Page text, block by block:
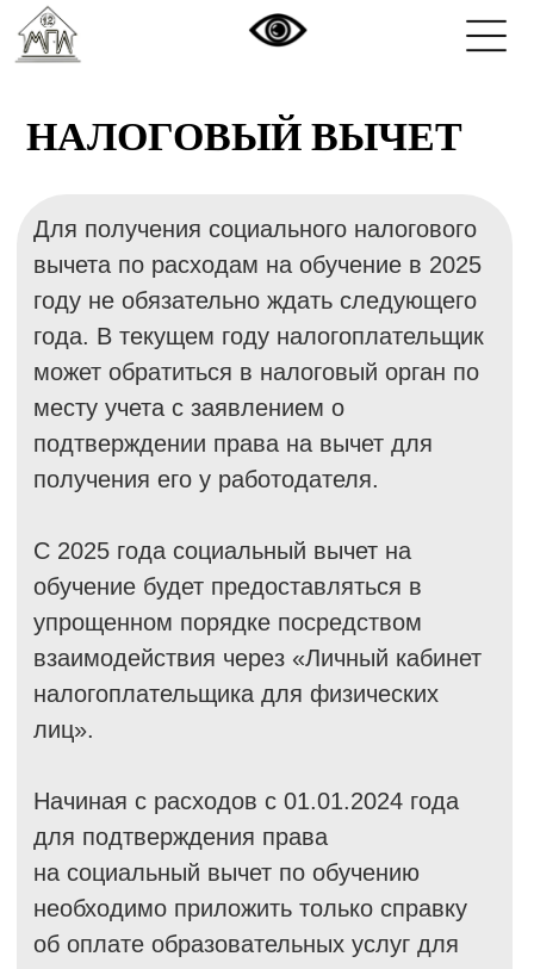
года. В текущем году налогоплательщик
может обратиться в налоговый орган по
месту учета с заявлением о
подтверждении права на вычет для
получения его у работодателя.
обучение будет предоставляться в
упрощенном порядке посредством
взаимодействия через «Личный кабинет
налогоплательщика для физических
для подтверждения права
на социальный вычет по обучению
необходимо приложить только справку
об оплате образовательных услуг для
представления в налоговый орган,
выданную образовательной
образовательную деятельность.
Форма справки
Представление такой справки
о фактических расходах